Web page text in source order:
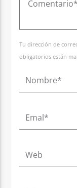
Tu dirección de
obligatorios están